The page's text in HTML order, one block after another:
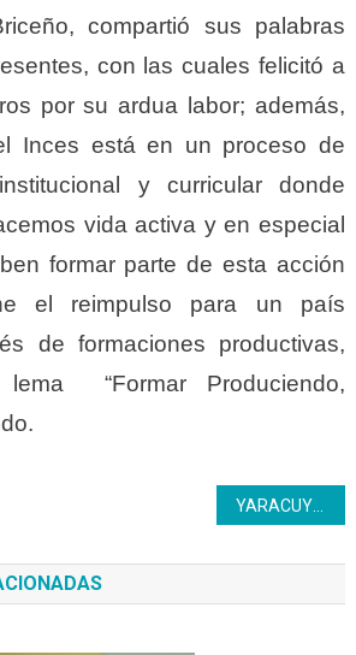
compartió sus palabras
con las cuales felicitó a
por su ardua labor; además,
Inces está en un proceso de
y curricular donde
vida activa y en especial
formar parte de esta acción
el reimpulso para un país
de formaciones productivas,
“Formar Produciendo,
YARACUY | Empleados de entidades de trabajo reciben formación a través del Inces